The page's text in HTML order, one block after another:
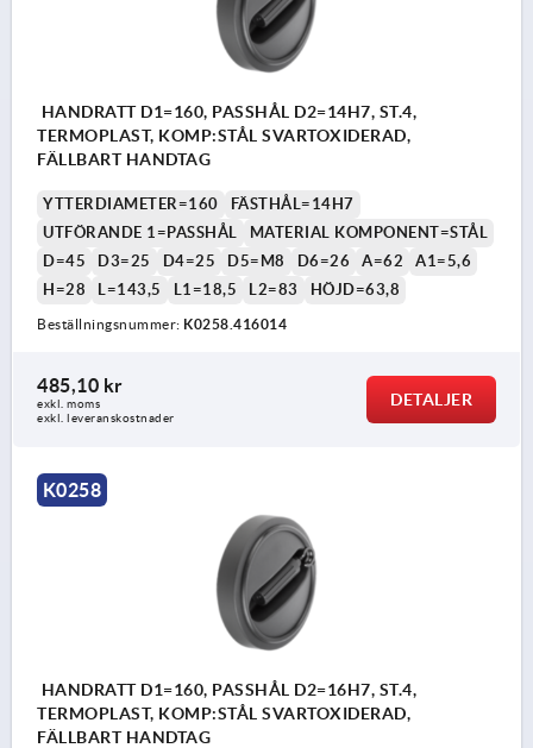
HANDRATT D1=160, PASSHÅL D2=14H7, ST.4,
TERMOPLAST, KOMP:STÅL SVARTOXIDERAD,
FÄLLBART HANDTAG
YTTERDIAMETER=160
FÄSTHÅL=14H7
UTFÖRANDE 1=PASSHÅL
MATERIAL KOMPONENT=STÅL
D=45
D3=25 D4=25 D5=M8 D6=26 A=62
A1=5,6
H=28
L=143,5 L1=18,5 L2=83 HÖJD=63,8
Beställningsnummer: K0258.416014
485,10 kr
exkl. moms
exkl. leveranskostnader
DETALJER
K0258
HANDRATT D1=160, PASSHÅL D2=16H7, ST.4,
TERMOPLAST, KOMP:STÅL SVARTOXIDERAD,
FÄLLBART HANDTAG